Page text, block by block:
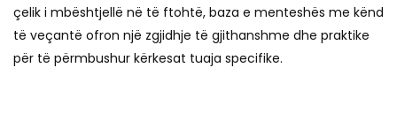
çelik i mbështjellë në të ftohtë, baza e menteshës me kënd
të veçantë ofron një zgjidhje të gjithanshme dhe praktike
për të përmbushur kërkesat tuaja specifike.